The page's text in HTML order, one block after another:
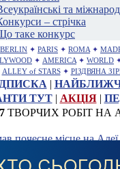
та
– стрічка
таке конкурс
BERLIN ✦ PARIS ✦ ROMA ✦
✦ AMERICA ✦ WORLD
ALLEY of STARS ✦ РІЗДВЯНА
|
ТУТ| АКЦІЯ|
ТВОРЧИХ РОБІТ НА